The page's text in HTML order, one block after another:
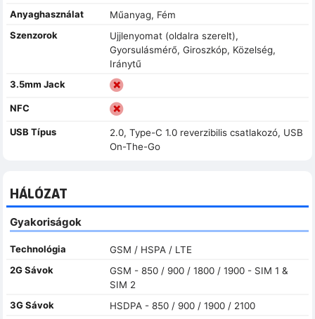
Anyaghasználat
Műanyag, Fém
Szenzorok
Ujjlenyomat (oldalra szerelt),
Gyorsulásmérő, Giroszkóp, Közelség,
Iránytű
3.5mm Jack
NFC
USB Típus
2.0, Type-C 1.0 reverzibilis csatlakozó, USB
On-The-Go
HÁLÓZAT
Gyakoriságok
Technológia
GSM / HSPA / LTE
2G Sávok
GSM - 850 / 900 / 1800 / 1900 - SIM 1 &
SIM 2
3G Sávok
HSDPA - 850 / 900 / 1900 / 2100